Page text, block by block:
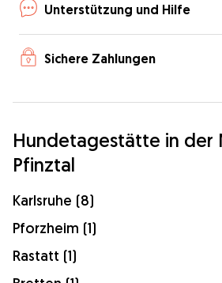
Unterstützung und Hilfe
Sichere Zahlungen
Hundetagestätte in der
Pfinztal
Karlsruhe (8)
Pforzheim (1)
Rastatt (1)